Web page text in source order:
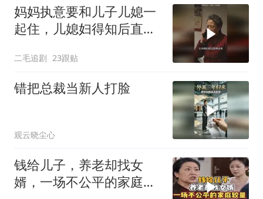
妈妈执意要和儿子儿媳一
起住，儿媳妇得知后直接
二毛追剧 23跟贴
错把总裁当新人打脸
观云晓尘心
钱给儿子，养老却找女
婿，一场不公平的家庭较